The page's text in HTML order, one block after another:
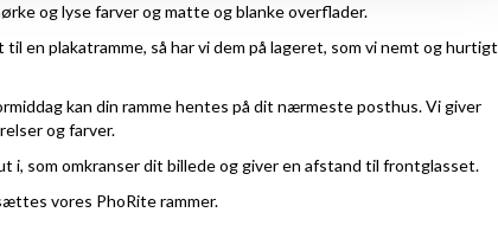
og lyse farver og matte og blanke overflader.
en plakatramme, så har vi dem på lageret, som vi nemt og hurtigt
kan din ramme hentes på dit nærmeste posthus. Vi giver
og farver.
som omkranser dit billede og giver en afstand til frontglasset.
vores PhoRite rammer.